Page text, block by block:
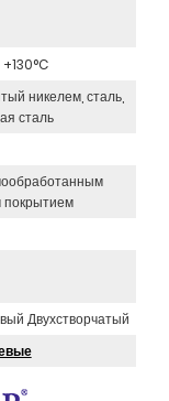
никелем, сталь,
сталь
покрытием
Двухстворчатый